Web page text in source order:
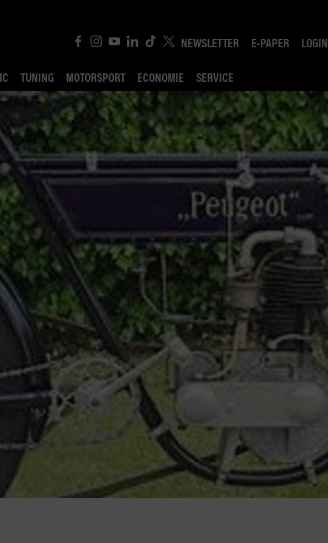
NEWSLETTER E-PAPER LOGIN
TUNING MOTORSPORT ECONOMIE SERVICE
ROBIN ROAD
AI CONSEIL JURIDIQUE
POLITIQUE DES TRANSPORTS
COMPÉTITION